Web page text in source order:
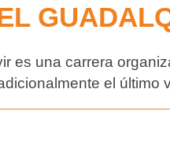
es una carrera
el último